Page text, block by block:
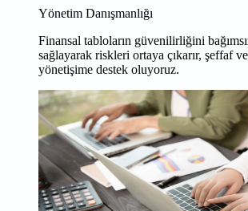
Yönetim Danışmanlığı
Finansal tabloların güvenilirliğini
sağlayarak riskleri ortaya çıkarır, şeffaf
yönetişime destek oluyoruz.